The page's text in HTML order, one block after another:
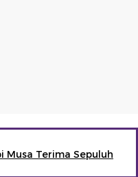
Terima Sepuluh